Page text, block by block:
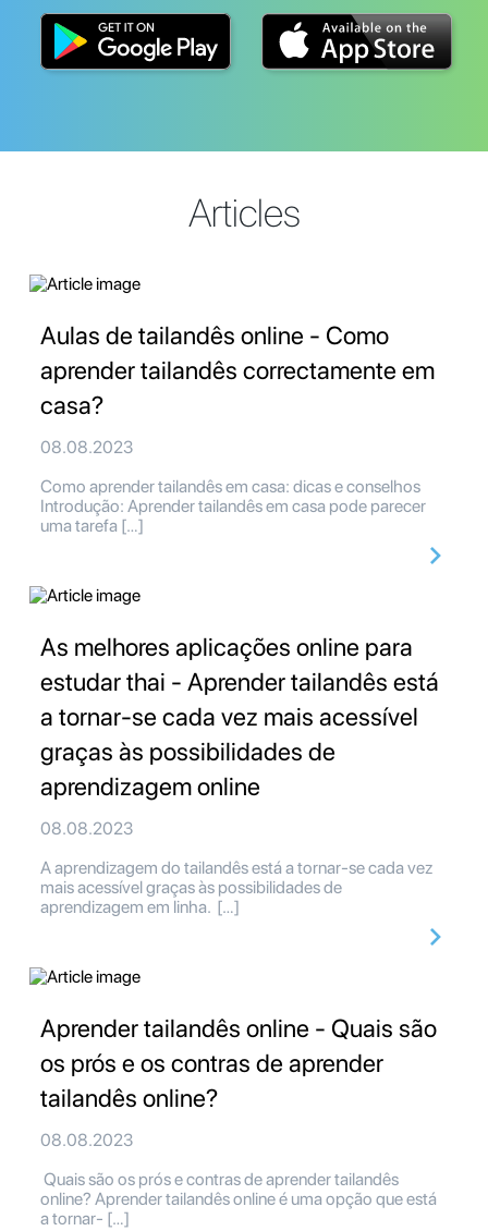
Articles
Aulas de tailandês online - Como
aprender tailandês correctamente em
casa?
08.08.2023
Como aprender tailandês em casa: dicas e conselhos
Introdução: Aprender tailandês em casa pode parecer
uma tarefa […]
As melhores aplicações online para
estudar thai - Aprender tailandês está
a tornar-se cada vez mais acessível
graças às possibilidades de
aprendizagem online
08.08.2023
A aprendizagem do tailandês está a tornar-se cada vez
mais acessível graças às possibilidades de
aprendizagem em linha. […]
Aprender tailandês online - Quais são
os prós e os contras de aprender
tailandês online?
08.08.2023
Quais são os prós e contras de aprender tailandês
online? Aprender tailandês online é uma opção que está
a tornar- […]